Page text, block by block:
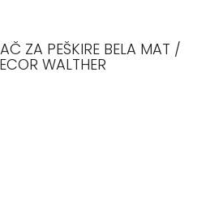
ZA PEŠKIRE BELA MAT /
WALTHER